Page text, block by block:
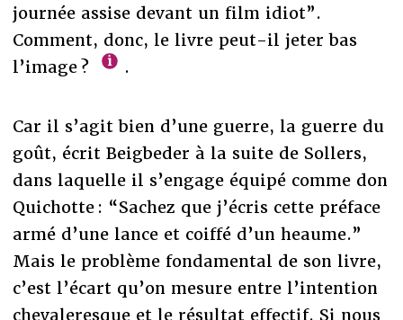
journée assise devant un film idiot”.
Comment, donc, le livre peut-il jeter bas
l’image ?
.
Car il s’agit bien d’une guerre, la guerre du
goût, écrit Beigbeder à la suite de Sollers,
dans laquelle il s’engage équipé comme don
Quichotte : “Sachez que j’écris cette préface
armé d’une lance et coiffé d’un heaume.”
Mais le problème fondamental de son livre,
c’est l’écart qu’on mesure entre l’intention
chevaleresque et le résultat effectif. Si nous